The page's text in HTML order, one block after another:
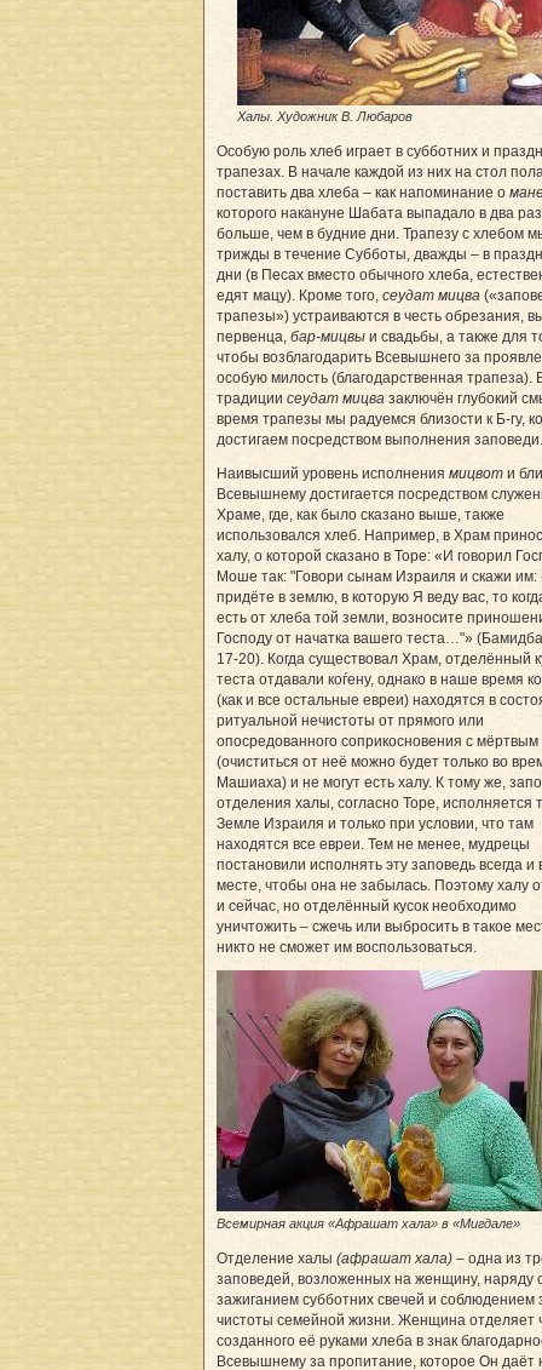
Халы. Художник В. Любаров
Особую роль хлеб играет в субботних и
трапезах. В начале каждой из них на стол
поставить два хлеба – как напоминание о
которого накануне Шабата выпадало в два
больше, чем в будние дни. Трапезу с хлебом
трижды в течение Субботы, дважды – в
дни (в Песах вместо обычного хлеба,
едят мацу). Кроме того, сеудат мицва
трапезы») устраиваются в честь обрезания,
первенца, бар-мицвы и свадьбы, а также для
чтобы возблагодарить Всевышнего за
особую милость (благодарственная трапеза).
традиции сеудат мицва заключён глубокий
время трапезы мы радуемся близости к Б-гу,
достигаем посредством выполнения заповеди.
Наивысший уровень исполнения мицвот и
Всевышнему достигается посредством
Храме, где, как было сказано выше, также
использовался хлеб. Например, в Храм
халу, о которой сказано в Торе: «И говорил
Моше так: "Говори сынам Израиля и скажи им:
придёте в землю, в которую Я веду вас, то
есть от хлеба той земли, возносите
Господу от начатка вашего теста…"»
17-20). Когда существовал Храм, отделённый
теста отдавали коѓену, однако в наше время
(как и все остальные евреи) находятся в
ритуальной нечистоты от прямого или
опосредованного соприкосновения с мёртвым
(очиститься от неё можно будет только во
Машиаха) и не могут есть халу. К тому же,
отделения халы, согласно Торе, исполняется
Земле Израиля и только при условии, что там
находятся все евреи. Тем не менее, мудрецы
постановили исполнять эту заповедь всегда
месте, чтобы она не забылась. Поэтому халу
и сейчас, но отделённый кусок необходимо
уничтожить – сжечь или выбросить в такое
никто не сможет им воспользоваться.
Всемирная акция «Афрашат хала» в «Мигдале»
Отделение халы (афрашат хала) – одна из
заповедей, возложенных на женщину, наряду
зажиганием субботних свечей и соблюдением
чистоты семейной жизни. Женщина отделяет
созданного её руками хлеба в знак
Всевышнему за пропитание, которое Он даёт